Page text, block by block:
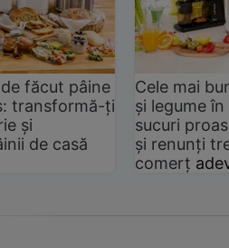
făcut pâine
transformă-ți
și
de casă
Cele mai
și legume
sucuri
și renunți
comerț